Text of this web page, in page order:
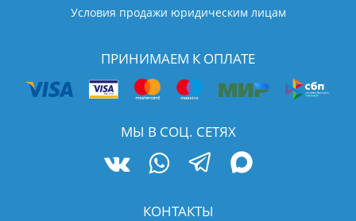
Условия продажи юридическим лицам
ПРИНИМАЕМ К ОПЛАТЕ
МЫ В СОЦ. СЕТЯХ
КОНТАКТЫ